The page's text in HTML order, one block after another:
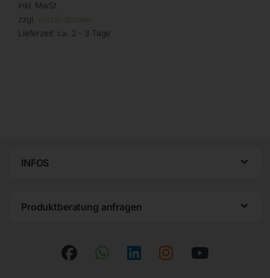
inkl. MwSt.
zzgl. Versandkosten
Lieferzeit: ca. 2 - 3 Tage
INFOS
Produktberatung anfragen